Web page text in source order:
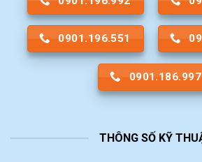
0901.196.551
0901.186.997
THÔNG SỐ KỸ